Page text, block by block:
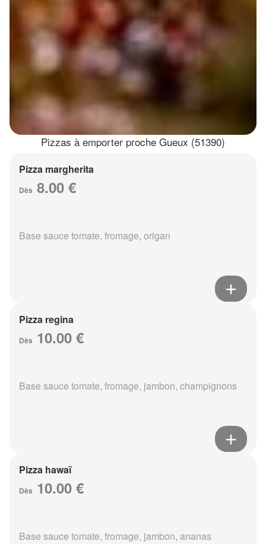
Pizzas à emporter proche Gueux (51390)
Pizza margherita
Dès 8.00 €
Base sauce tomate, fromage, origan
Pizza regina
Dès 10.00 €
Base sauce tomate, fromage, jambon, champignons
Pizza hawaï
Dès 10.00 €
Base sauce tomate, fromage, jambon, ananas